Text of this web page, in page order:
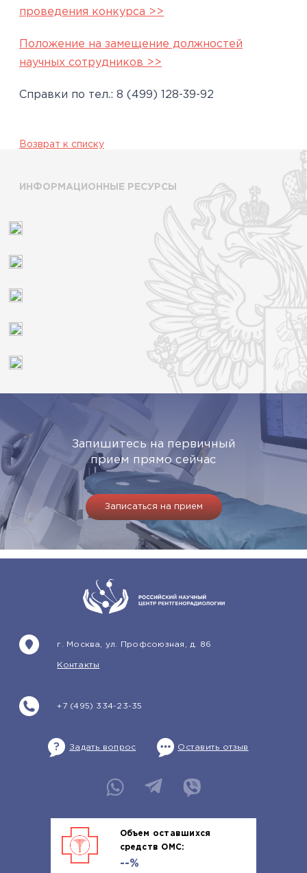
проведения конкурса >>
Положение на замещение должностей
научных сотрудников >>
Справки по тел.: 8 (499) 128-39-92
Возврат к списку
ИНФОРМАЦИОННЫЕ РЕСУРСЫ
Запишитесь на первичный
прием прямо сейчас
Записаться на прием
+7 (495) 334-23-35
г. Москва, ул. Профсоюзная, д. 86
Контакты
Задать вопрос Оставить отзыв
Объем оставшихся
средств ОМС:
--%